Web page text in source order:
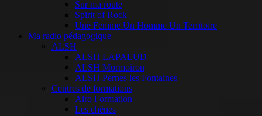
Sur ma route
Spirit of Rock
Une Femme Un Homme Un Territoire
Ma radio pédagogique
ALSH
ALSH LAPALUD
ALSH Mormoiron
ALSH Pernes les Fontaines
Centres de formations
Airo Formation
Les chênes